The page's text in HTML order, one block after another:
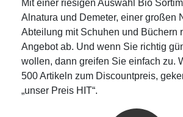
Mit einer riesigen Auswahl Bio
Alnatura und Demeter, einer großen
Abteilung mit Schuhen und Büchern
Angebot ab. Und wenn Sie richtig
wollen, dann greifen Sie einfach zu.
500 Artikeln zum Discountpreis,
„unser Preis HIT“.